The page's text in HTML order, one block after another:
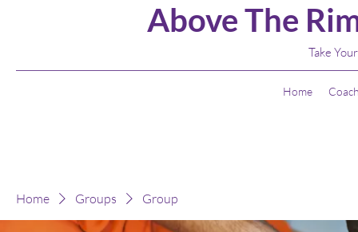
Above The
Take
Home
Home Groups Group